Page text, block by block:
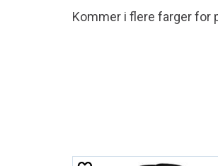
Kommer i flere farger for